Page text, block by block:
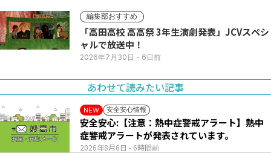
編集部おすすめ
「高田高校 高高祭 3年生演劇発表」JCVスペシ
ャルで放送中！
2026年7月30日 - 6日前
あわせて読みたい記事
NEW 安全安心情報
2026年8月6日 - 6時間前
安全安心:【注意：熱中症警戒アラート】熱中
症警戒アラートが発表されています。